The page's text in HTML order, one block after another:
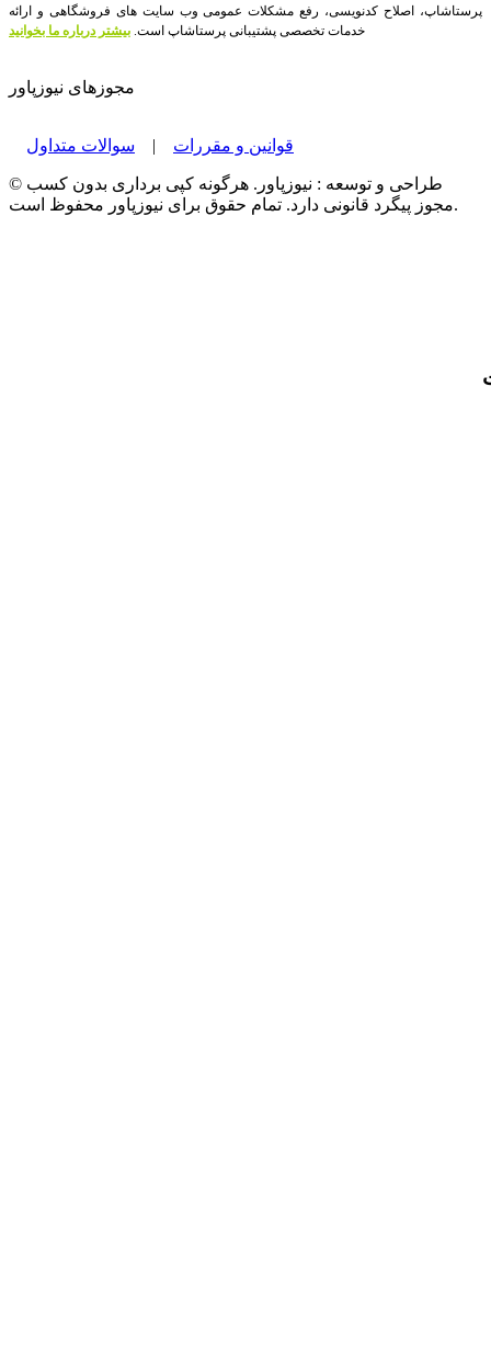
پرستاشاپ، اصلاح کدنویسی، رفع مشکلات عمومی وب سایت های فروشگاهی و ارائه
خدمات تخصصی پشتیبانی پرستاشاپ است. بیشتر درباره ما بخوانید
مجوزهای نیوزپاور
قوانین و مقررات | سوالات متداول
© طراحی و توسعه : نیوزپاور. هرگونه کپی برداری بدون کسب
مجوز پیگرد قانونی دارد. تمام حقوق برای نیوزپاور محفوظ است.